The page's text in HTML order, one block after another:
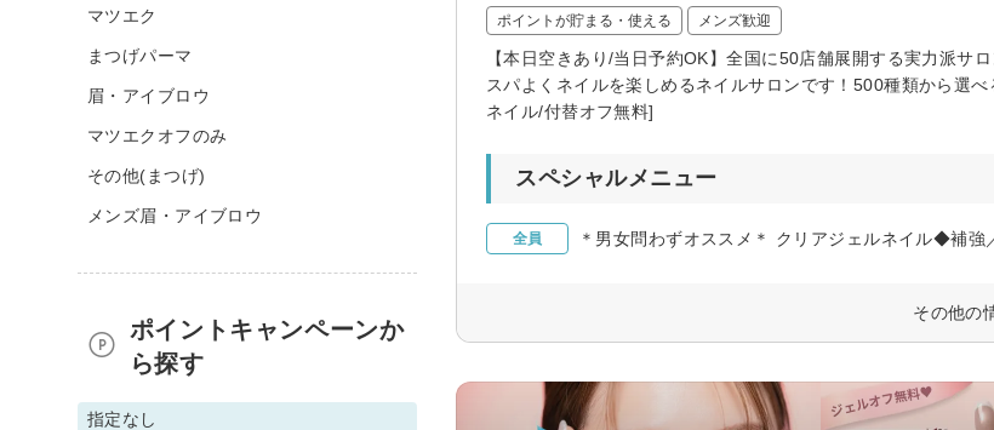
ポイントが貯まる・使える メンズ歓迎
【本日空きあり/当日予約OK】全国に50店舗展開する実力派
スパよくネイルを楽しめるネイルサロンです！500種類から選
ネイル/付替オフ無料]
スペシャルメニュー
全員 ＊男女問わずオススメ＊ クリアジェルネイル◆補強
その他の
マツエク
まつげパーマ
眉・アイブロウ
マツエクオフのみ
その他(まつげ)
メンズ眉・アイブロウ
ポイントキャンペーンか
ら探す
指定なし